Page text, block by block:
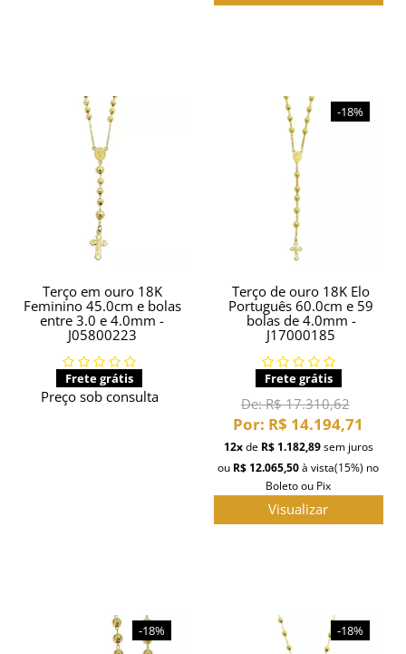
Terço em ouro 18K
Feminino 45.0cm e bolas
entre 3.0 e 4.0mm -
J05800223
Frete grátis
Preço sob consulta
-18%
Terço de ouro 18K Elo
Português 60.0cm e 59
bolas de 4.0mm -
J17000185
Frete grátis
De:R$ 17.310,62
Por: R$ 14.194,71
12xde R$ 1.182,89sem juros
ou R$ 12.065,50à vista(15%) no
Boleto ou Pix
Visualizar
-18% -18%